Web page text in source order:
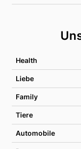
Health
Liebe
Family
Tiere
Automobile